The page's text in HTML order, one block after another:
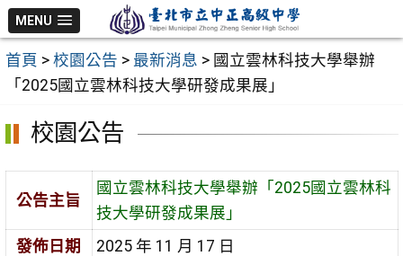
跳
至
主
MENU
首頁 > 校園公告 > 最新消息 > 國立雲林科技大學舉辦
「2025國立雲林科技大學研發成果展」
校園公告
公告主旨
國立雲林科技大學舉辦「2025國立雲林科
技大學研發成果展」
發佈日期
2025 年 11 月 17 日